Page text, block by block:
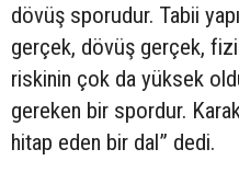
dövüş sporudur. Tabii
gerçek, dövüş gerçek,
riskinin çok da yüksek
gereken bir spordur.
hitap eden bir dal” dedi.